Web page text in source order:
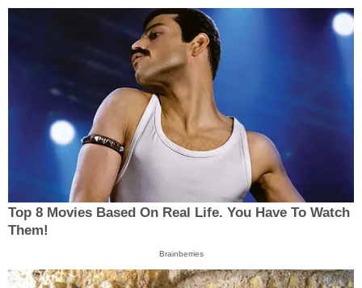
Top 8 Movies Based On Real Life. You Have To Watch
Them!
Brainberries